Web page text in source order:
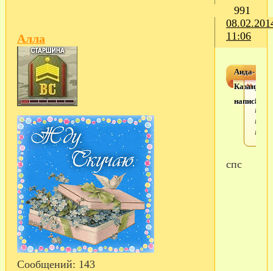
991
11:06
Алла
Сообщений: 143
Аида-
Казань
в
спс